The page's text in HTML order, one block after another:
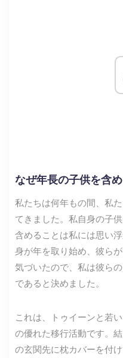
なぜ年長の子供を含
私たちは何年もの間、私
てきました。私自身の子
含めることは私には思い
身が年を取り始め、彼ら
気づいたので、私は彼ら
であると決めました。
これは、トゥイーンと若
の優れた移行活動です。
の玄関先に枕カバーを付